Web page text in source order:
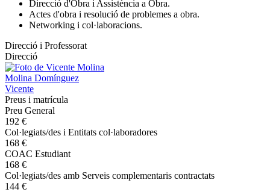
Direcció d'Obra i Assistència a Obra.
Actes d'obra i resolució de problemes a obra.
Networking i col·laboracions.
Direcció i Professorat
Direcció
Molina Domínguez
Vicente
Preus i matrícula
Preu General
192 €
Col·legiats/des i Entitats col·laboradores
168 €
COAC Estudiant
168 €
Col·legiats/des amb Serveis complementaris contractats
144 €